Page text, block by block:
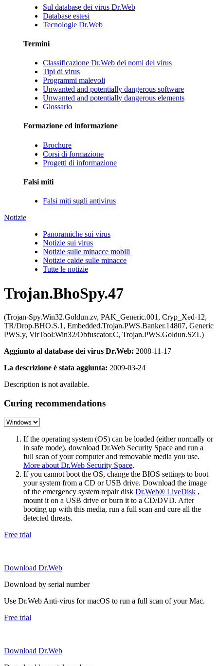
Sul database dei virus Dr.Web
Database estesi
Tecnologie Dr.Web
Termini
Classificazione Dr.Web dei nomi dei virus
Tipi di virus
Programmi malevoli
Unwanted and potentially dangerous software
Unwanted and potentially dangerous elements
Glossario
Formazione ed informazione
Brochure
Corsi di formazione
Progetti di informazione
Falsi miti
Falsi miti sugli antivirus
Notizie
Panoramiche sui virus
Notizie sui virus
Notizie sulle minacce mobili
Notizie calde sulle minacce
Tutte le notizie
Trojan.BhoSpy.47
(Trojan-Spy.Win32.Goldun.zv, PAK_Generic.001, Cryp_Xed-12,
TR/Drop.BHO.S.1, Embedded.Trojan.PWS.Banker.14807, Generic
PWS.y, VirTool:Win32/Obfuscator.C, Trojan.PWS.Goldun.SZL)
Aggiunto al database dei virus Dr.Web: 2008-11-17
La descrizione è stata aggiunta: 2009-03-24
Description is not available.
Curing recommendations
If the operating system (OS) can be loaded (either normally or
in safe mode), download Dr.Web Security Space and run a
full scan of your computer and removable media you use.
More about Dr.Web Security Space.
If you cannot boot the OS, change the BIOS settings to boot
your system from a CD or USB drive. Download the image
of the emergency system repair disk Dr.Web® LiveDisk ,
mount it on a USB drive or burn it to a CD/DVD. After
booting up with this media, run a full scan and cure all the
detected threats.
Free trial
Download Dr.Web
Download by serial number
Use Dr.Web Anti-virus for macOS to run a full scan of your Mac.
Free trial
Download Dr.Web